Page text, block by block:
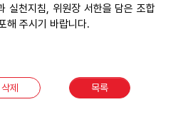
실천지침, 위원장 서한을 담은 조합
해 주시기 바랍니다.
삭제 목록